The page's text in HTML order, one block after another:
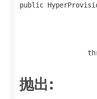
public
抛出: